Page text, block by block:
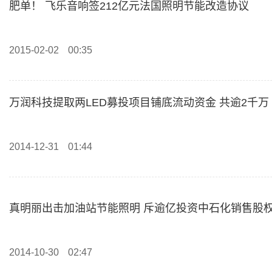
肥单！ 飞乐音响签212亿元法国照明节能改造协议
2015-02-02 00:35
万润科技提取两LED募投项目铺底流动资金 共逾2千万
2014-12-31 01:44
真明丽出击加油站节能照明 斥逾亿投资中石化销售股
2014-10-30 02:47